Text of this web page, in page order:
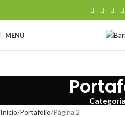
MENÚ
Inicio Portafolio Página 2